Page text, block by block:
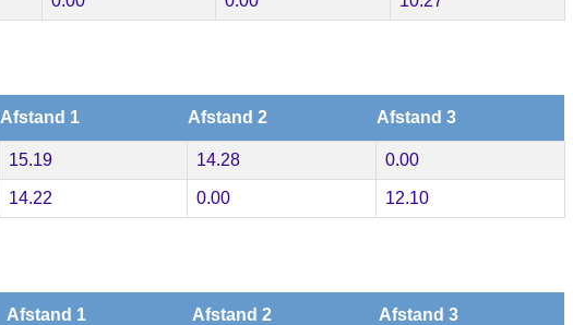
Afstand 1 Afstand 2 Afstand 3
15.19 14.28 0.00
14.22 0.00 12.10
Afstand 1 Afstand 2 Afstand 3